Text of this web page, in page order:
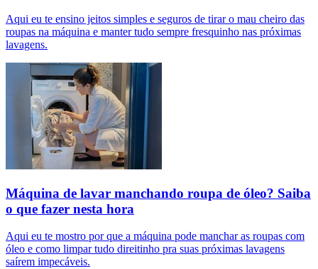
Aqui eu te ensino jeitos simples e seguros de tirar o mau cheiro das
roupas na máquina e manter tudo sempre fresquinho nas próximas
lavagens.
Máquina de lavar manchando roupa de óleo? Saiba
o que fazer nesta hora
Aqui eu te mostro por que a máquina pode manchar as roupas com
óleo e como limpar tudo direitinho pra suas próximas lavagens
saírem impecáveis.